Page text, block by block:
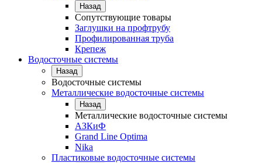
Назад
Сопутствующие товары
Заглушки на профтрубу
Профилированная труба
Крепеж
Водосточные системы
Назад
Водосточные системы
Металлические водосточные системы
Назад
Металлические водосточные системы
АЗКиФ
Grand Line Optima
Nika
Пластиковые водосточные системы